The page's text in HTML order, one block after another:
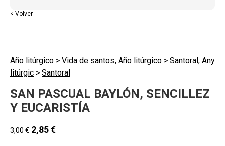
< Volver
Año litúrgico > Vida de santos, Año litúrgico > Santoral, Any
litúrgic > Santoral
SAN PASCUAL BAYLÓN, SENCILLEZ
Y EUCARISTÍA
3,00€ 2,85€